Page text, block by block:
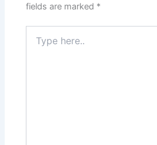
fields are marked *
here..